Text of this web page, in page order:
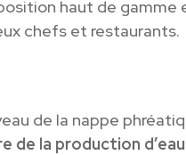
haut de gamme
chefs et restaurants.
de la nappe
de la production